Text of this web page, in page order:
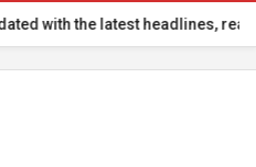
the latest headlines, real-